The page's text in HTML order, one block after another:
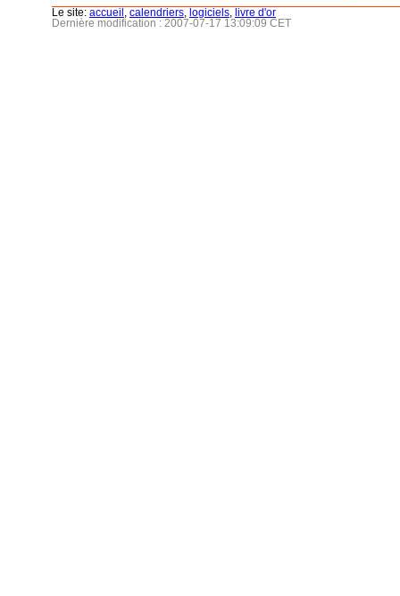
Le site: accueil calendriers logiciels
livre d'or
Dernière modification : 2007-07-17 13:09:09 CET